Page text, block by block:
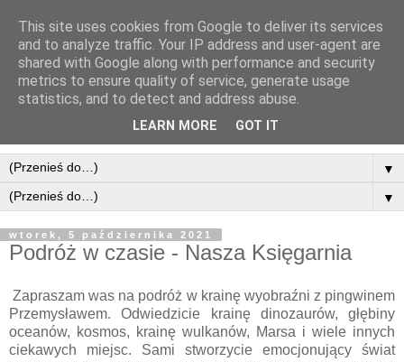
▼
▼
wtorek, 5 października 2021
Podróż w czasie - Nasza Księgarnia
Zapraszam was na podróż w krainę wyobraźni z pingwinem
Przemysławem. Odwiedzicie krainę dinozaurów, głębiny
oceanów, kosmos, krainę wulkanów, Marsa i wiele innych
ciekawych miejsc. Sami stworzycie emocjonujący świat
This site uses cookies from Google to deliver its services
and to analyze traffic. Your IP address and user-agent are
shared with Google along with performance and security
metrics to ensure quality of service, generate usage
statistics, and to detect and address abuse.
LEARN MORE GOT IT